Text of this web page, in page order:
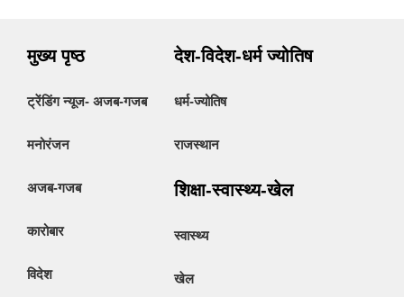
मुख्य पृष्ठ
ट्रेंडिंग न्यूज- अजब-गजब
मनोरंजन
अजब-गजब
कारोबार
विदेश
देश-विदेश-धर्म ज्योतिष
धर्म-ज्योतिष
राजस्थान
शिक्षा-स्वास्थ्य-खेल
स्वास्थ्य
खेल